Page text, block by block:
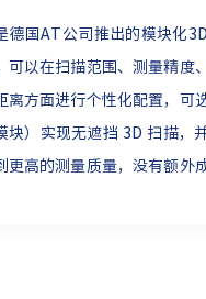
德国AT公司推出的模块化
可以在扫描范围、测量精度
离方面进行个性化配置，可
块）实现无遮挡 3D 扫描，
更高的测量质量，没有额外